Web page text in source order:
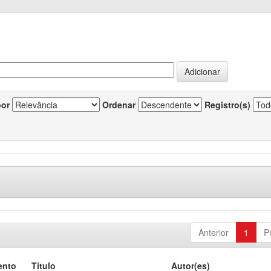
Ordenar Registro(s)
Anterior 1
Título
Autor(es)